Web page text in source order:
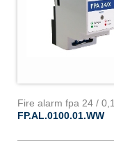
Fire alarm fpa 24 / 0,1
FP.AL.0100.01.WW